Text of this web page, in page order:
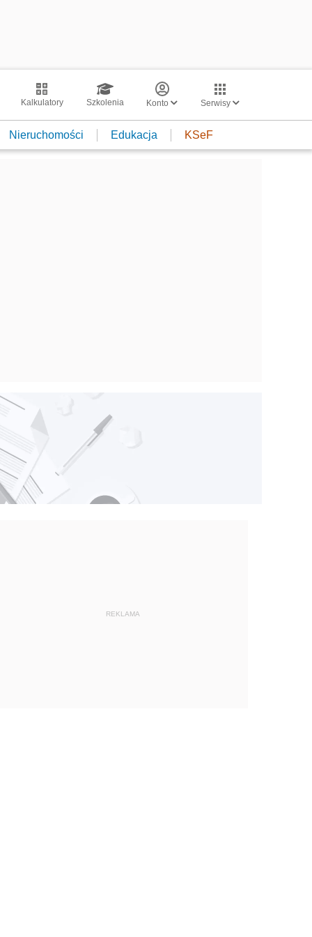
Kalkulatory Szkolenia Konto Serwisy
Nieruchomości Edukacja KSeF
REKLAMA